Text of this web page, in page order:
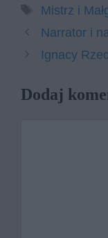
Tagi
Mistrz i
Narrator i
Ignacy
Dodaj